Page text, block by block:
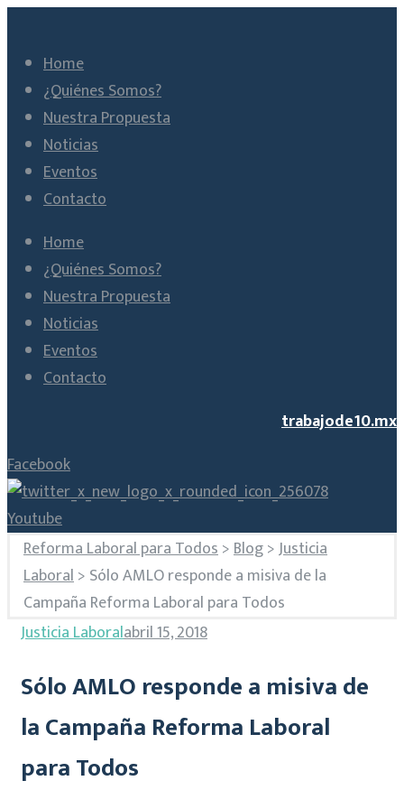
Home
¿Quiénes Somos?
Nuestra Propuesta
Noticias
Eventos
Contacto
Home
¿Quiénes Somos?
Nuestra Propuesta
Noticias
Eventos
Contacto
trabajode10.mx
Facebook
Youtube
Reforma Laboral para Todos>Blog>Justicia
Laboral> Sólo AMLO responde a misiva de la
Campaña Reforma Laboral para Todos
Justicia Laboralabril 15, 2018
Sólo AMLO responde a misiva de
la Campaña Reforma Laboral
para Todos